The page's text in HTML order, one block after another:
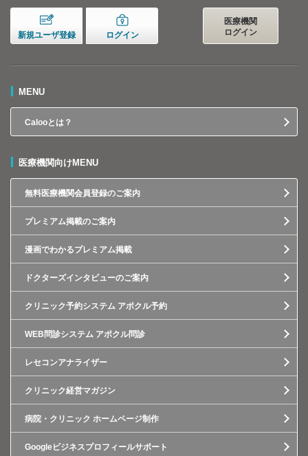
新規ユーザ登録 ログイン
医療機関
ログイン
MENU
Calooとは？
医療機関向けMENU
無料医療機関会員登録のご案内
プレミアム掲載のご案内
漫画でわかるプレミアム掲載
ドクターズインタビューのご案内
クリニック予約システム アポクル予約
WEB問診システム アポクル問診
レセコンアナライザー
クリニック経営マガジン
病院・クリニック ホームページ制作
Googleビジネスプロフィールサポート